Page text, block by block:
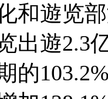
和遊览
出遊2.3
的